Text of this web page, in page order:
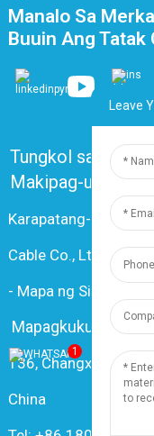
Manalo Sa
Buuin Ang Tatak
Tungkol sa Amin
Makipag-ugnayan
Karapatang-ari ©
Cable Co., Ltd. Lahat
- Mapa ng Site
Mapagkukunan
136, Changxiang Rd.,
China
1
Leave